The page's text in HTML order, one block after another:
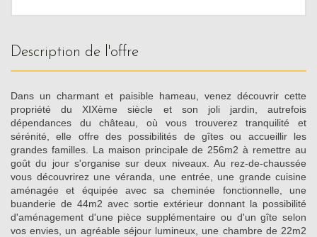
description de l'offre
Dans un charmant et paisible hameau, venez découvrir cette
propriété du XIXème siècle et son joli jardin, autrefois
dépendances du château, où vous trouverez tranquilité et
sérénité, elle offre des possibilités de gîtes ou accueillir les
grandes familles. La maison principale de 256m2 à remettre au
goût du jour s'organise sur deux niveaux. Au rez-de-chaussée
vous découvrirez une véranda, une entrée, une grande cuisine
aménagée et équipée avec sa cheminée fonctionnelle, une
buanderie de 44m2 avec sortie extérieur donnant la possibilité
d'aménagement d'une pièce supplémentaire ou d'un gîte selon
vos envies, un agréable séjour lumineux, une chambre de 22m2